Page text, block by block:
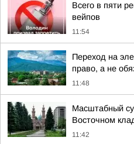
Всего в пяти
вейпов
11:54
Переход на
право, а не
11:48
Масштабный
Восточном
11:42